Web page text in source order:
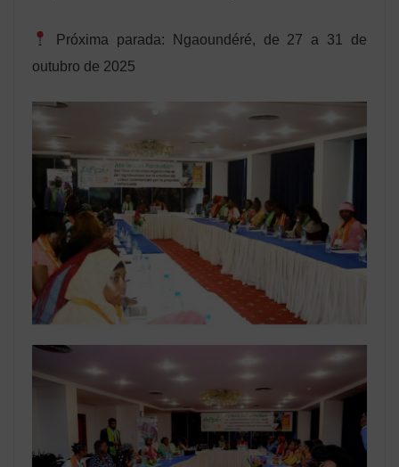
Próxima parada: Ngaoundéré, de 27 a 31 de
outubro de 2025